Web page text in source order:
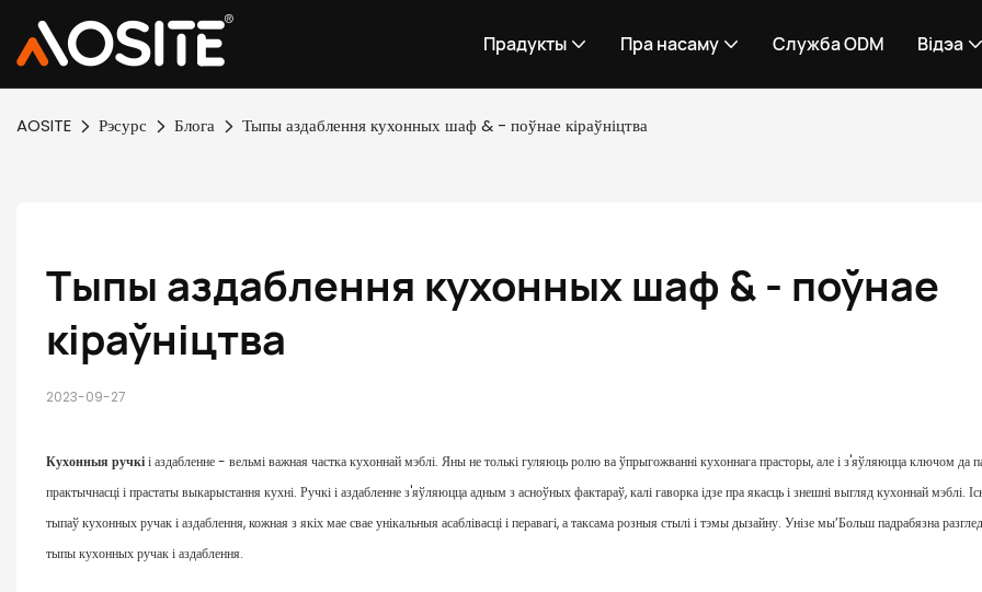
Прадукты Пра насаму Служба ODM Відэа
AOSITE Рэсурс Блога Тыпы аздаблення кухонных шаф & - поўнае кіраўніцтва
Тыпы аздаблення кухонных шаф & - поўнае
кіраўніцтва
2023-09-27
Кухонныя ручкіі аздабленне - вельмі важная частка кухоннай мэблі. Яны не толькі гуляюць ролю ва ўпрыгожванні кухоннага прасторы, але і з'яўляюцца ключом да
практычнасці і прастаты выкарыстання кухні. Ручкі і аздабленне з'яўляюцца адным з асноўных фактараў, калі гаворка ідзе пра якасць і знешні выгляд кухоннай мэблі.
тыпаў кухонных ручак і аздаблення, кожная з якіх мае свае унікальныя асаблівасці і перавагі, а таксама розныя стылі і тэмы дызайну. Унізе мы’Больш падрабязна
тыпы кухонных ручак і аздаблення.